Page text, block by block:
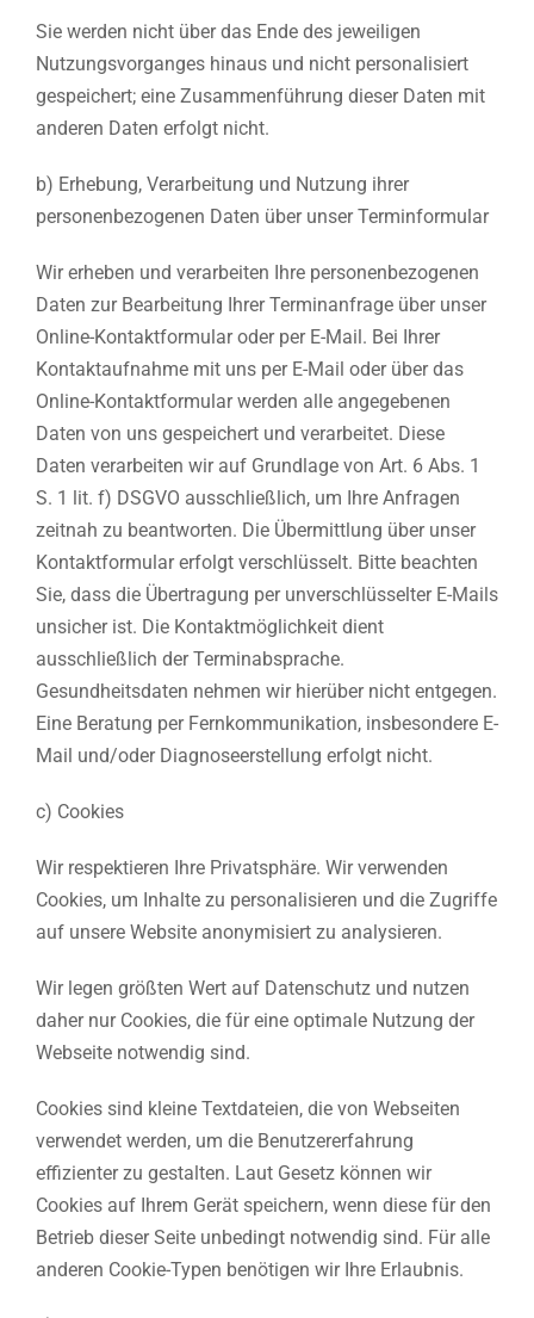
Sie werden nicht über das Ende des jeweiligen
Nutzungsvorganges hinaus und nicht personalisiert
gespeichert; eine Zusammenführung dieser Daten mit
anderen Daten erfolgt nicht.
b) Erhebung, Verarbeitung und Nutzung ihrer
personenbezogenen Daten über unser Terminformular
Wir erheben und verarbeiten Ihre personenbezogenen
Daten zur Bearbeitung Ihrer Terminanfrage über unser
Online-Kontaktformular oder per E-Mail. Bei Ihrer
Kontaktaufnahme mit uns per E-Mail oder über das
Online-Kontaktformular werden alle angegebenen
Daten von uns gespeichert und verarbeitet. Diese
Daten verarbeiten wir auf Grundlage von Art. 6 Abs. 1
S. 1 lit. f) DSGVO ausschließlich, um Ihre Anfragen
zeitnah zu beantworten. Die Übermittlung über unser
Kontaktformular erfolgt verschlüsselt. Bitte beachten
Sie, dass die Übertragung per unverschlüsselter E-Mails
unsicher ist. Die Kontaktmöglichkeit dient
ausschließlich der Terminabsprache.
Gesundheitsdaten nehmen wir hierüber nicht entgegen.
Eine Beratung per Fernkommunikation, insbesondere E-
Mail und/oder Diagnoseerstellung erfolgt nicht.
c) Cookies
Wir respektieren Ihre Privatsphäre. Wir verwenden
Cookies, um Inhalte zu personalisieren und die Zugriffe
auf unsere Website anonymisiert zu analysieren.
Wir legen größten Wert auf Datenschutz und nutzen
daher nur Cookies, die für eine optimale Nutzung der
Webseite notwendig sind.
Cookies sind kleine Textdateien, die von Webseiten
verwendet werden, um die Benutzererfahrung
effizienter zu gestalten. Laut Gesetz können wir
Cookies auf Ihrem Gerät speichern, wenn diese für den
Betrieb dieser Seite unbedingt notwendig sind. Für alle
anderen Cookie-Typen benötigen wir Ihre Erlaubnis.